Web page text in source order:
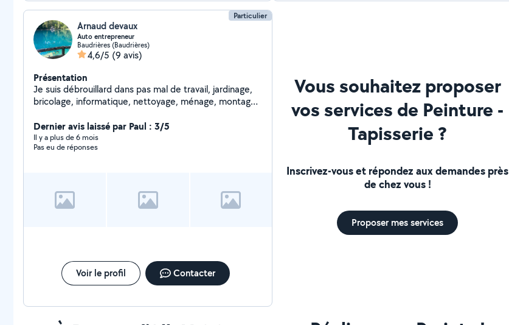
Particulier
Arnaud devaux
Auto entrepreneur
Baudrières (Baudrières)
4,6/5 (9 avis)
Présentation
Je suis débrouillard dans pas mal de travail, jardinage,
bricolage, informatique, nettoyage, ménage, montage,
etc
Dernier avis laissé par Paul : 3/5
Il y a plus de 6 mois
Pas eu de réponses
Voir le profil Contacter
Vous souhaitez proposer
vos services de Peinture -
Tapisserie ?
Inscrivez-vous et répondez aux demandes près
de chez vous !
Proposer mes services